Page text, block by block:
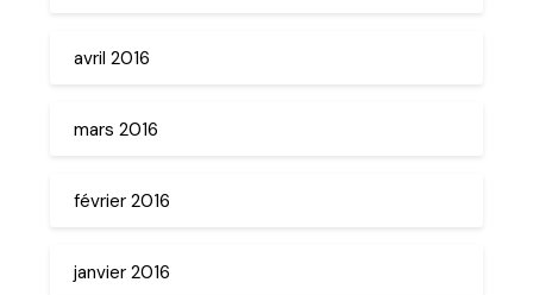
avril 2016
mars 2016
février 2016
janvier 2016